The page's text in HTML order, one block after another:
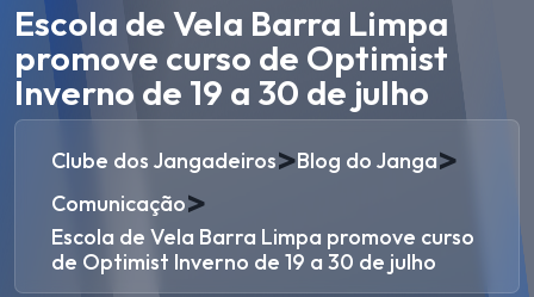
Escola de Vela Barra Limpa
promove curso de Optimist
Inverno de 19 a 30 de julho
Clube dos Jangadeiros>Blog do Janga>
Comunicação>
Escola de Vela Barra Limpa promove curso
de Optimist Inverno de 19 a 30 de julho